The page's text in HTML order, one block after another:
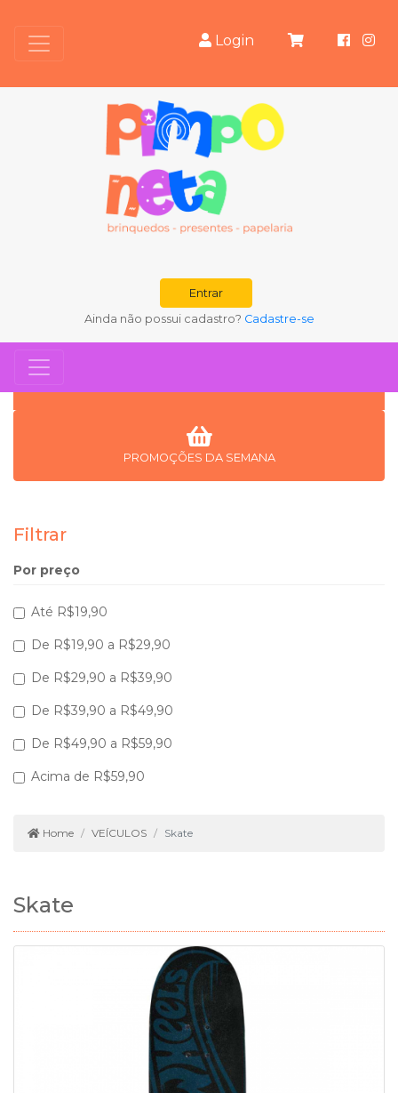
Login
Entrar
Ainda não possui cadastro? Cadastre-se
PROMOÇÕES DA SEMANA
Filtrar
Por preço
Até R$19,90
De R$19,90 a R$29,90
De R$29,90 a R$39,90
De R$39,90 a R$49,90
De R$49,90 a R$59,90
Acima de R$59,90
Home VEÍCULOS Skate
Skate